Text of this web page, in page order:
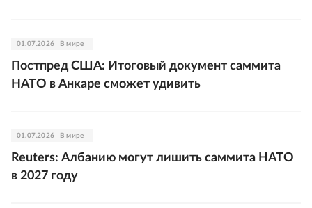
01.07.2026 В мире
Постпред США: Итоговый документ саммита
НАТО в Анкаре сможет удивить
01.07.2026 В мире
Reuters: Албанию могут лишить саммита НАТО
в 2027 году